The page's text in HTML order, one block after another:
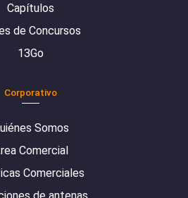
Capítulos
de Concursos
13Go
Corporativo
Somos
Comercial
Comerciales